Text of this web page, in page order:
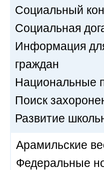
Социальный
Социальная
Информация
граждан
Национальные
Поиск
Развитие
Арамильские
Федеральные